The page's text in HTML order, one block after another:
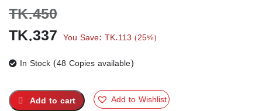
TK.450
Original
price
TK.450.
TK.337 Current
price
TK.337.
You Save: TK.113 (25%)
In Stock (48 Copies available)
Add to cart Add to Wishlist